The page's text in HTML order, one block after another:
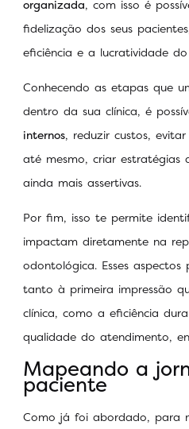
organizada, com isso é
fidelização dos seus
eficiência e a lucratividade do
Conhecendo as etapas que
dentro da sua clínica, é
internos, reduzir custos,
até mesmo, criar estratégias
ainda mais assertivas.
Por fim, isso te permite
impactam diretamente na
odontológica. Esses
tanto à primeira impressão
clínica, como a eficiência
qualidade do atendimento,
Mapeando a
paciente
Como já foi abordado, para